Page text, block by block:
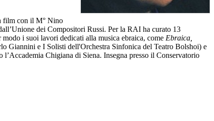
film con il M° Nino
dei Compositori Russi. Per la RAI ha curato 13
i suoi lavori dedicati alla musica ebraica, come Ebraica,
Giannini e I Solisti dell'Orchestra Sinfonica del Teatro Bolshoi) e
l’Accademia Chigiana di Siena. Insegna presso il Conservatorio